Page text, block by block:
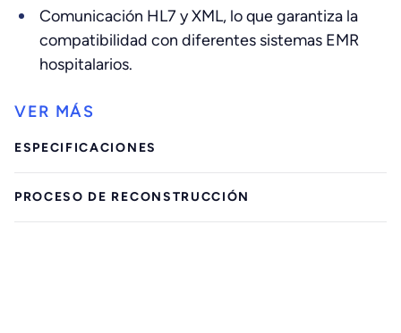
Comunicación HL7 y XML, lo que garantiza la
compatibilidad con diferentes sistemas EMR
hospitalarios.
ESPECIFICACIONES
PROCESO DE RECONSTRUCCIÓN